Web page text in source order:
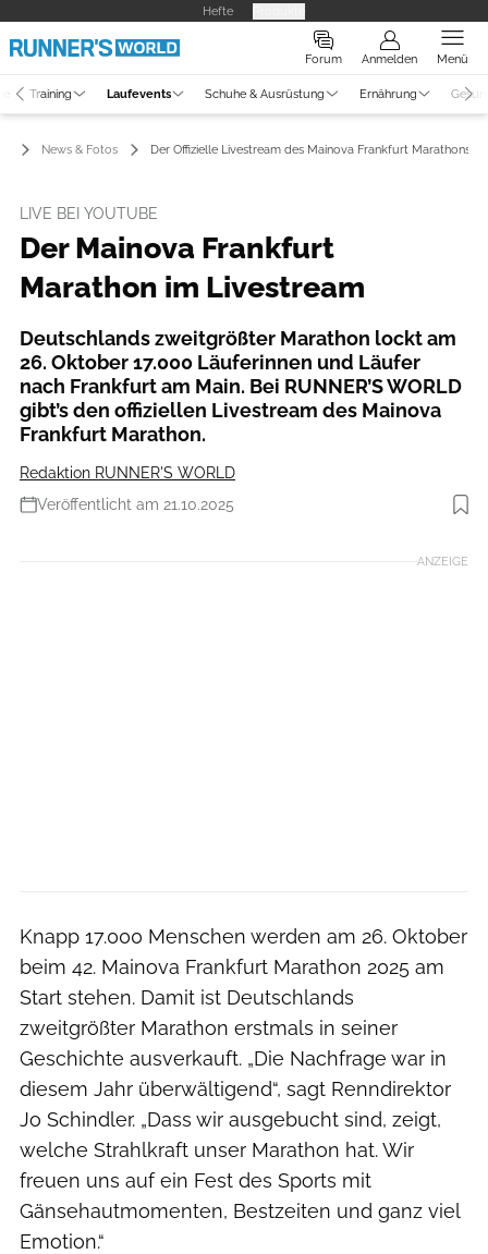
Hefte
Forum Anmelden Menü
Training Laufevents Schuhe & Ausrüstung Ernährung
News & Fotos Der Offizielle Livestream des Mainova Frankfurt Marathons
LIVE BEI YOUTUBE
Der Mainova Frankfurt
Marathon im Livestream
Deutschlands zweitgrößter Marathon lockt am
26. Oktober 17.000 Läuferinnen und Läufer
nach Frankfurt am Main. Bei RUNNER’S WORLD
gibt’s den offiziellen Livestream des Mainova
Frankfurt Marathon.
Redaktion RUNNER'S WORLD
Veröffentlicht am 21.10.2025
Foto: Norbert Wilhelmi
ANZEIGE
Knapp 17.000 Menschen werden am 26. Oktober
beim 42. Mainova Frankfurt Marathon 2025 am
Start stehen. Damit ist Deutschlands
zweitgrößter Marathon erstmals in seiner
Geschichte ausverkauft. „Die Nachfrage war in
diesem Jahr überwältigend“, sagt Renndirektor
Jo Schindler. „Dass wir ausgebucht sind, zeigt,
welche Strahlkraft unser Marathon hat. Wir
freuen uns auf ein Fest des Sports mit
Gänsehautmomenten, Bestzeiten und ganz viel
Emotion.“